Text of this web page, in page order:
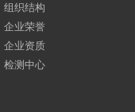
组织结构
企业荣誉
企业资质
检测中心